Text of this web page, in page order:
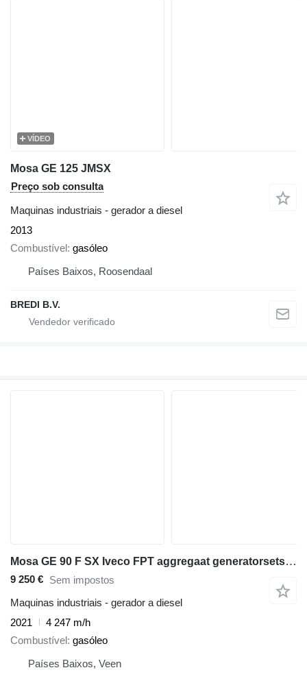
VÍDEO
Mosa GE 125 JMSX
Preço sob consulta
Maquinas industriais - gerador a diesel
2013
Combustível gasóleo
Países Baixos, Roosendaal
BREDI B.V.
Mosa GE 90 F SX Iveco FPT aggregaat generatorsets BJ2021
9 250 € Sem impostos
Maquinas industriais - gerador a diesel
2021
4 247 m/h
Combustível gasóleo
Países Baixos, Veen